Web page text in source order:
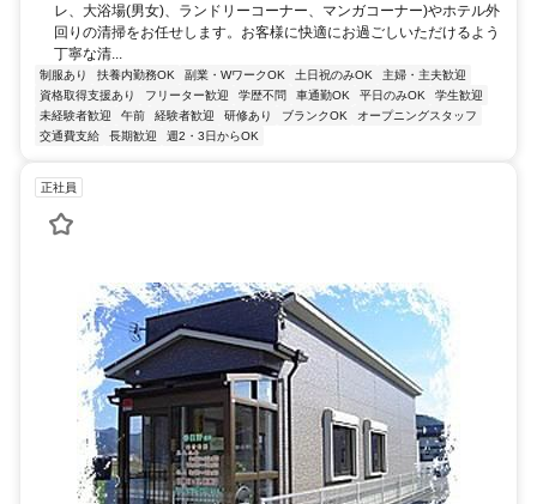
レ、大浴場(男女)、ランドリーコーナー、マンガコーナー)やホテル外
回りの清掃をお任せします。お客様に快適にお過ごしいただけるよう
丁寧な清...
制服あり 扶養内勤務OK 副業・WワークOK 土日祝のみOK
主婦・主夫歓迎
資格取得支援あり
フリーター歓迎 学歴不問 車通勤OK 平日のみOK
学生歓迎
未経験者歓迎
午前 経験者歓迎 研修あり ブランクOK
オープニングスタッフ
交通費支給
長期歓迎 週2・3日からOK
正社員